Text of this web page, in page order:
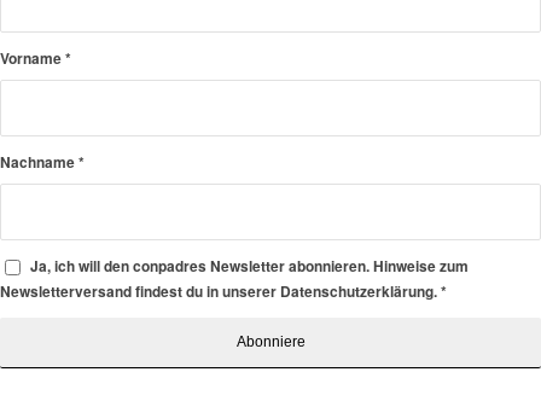
Vorname*
Nachname*
Ja, ich will den conpadres Newsletter abonnieren. Hinweise zum
Newsletterversand findest du in unserer Datenschutzerklärung.*